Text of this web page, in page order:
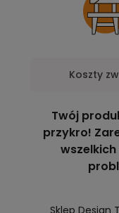
Koszty
Twój
przykro!
Sklep Design